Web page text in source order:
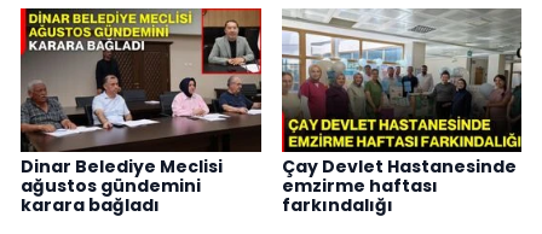
Dinar Belediye Meclisi
ağustos gündemini
karara bağladı
Çay Devlet Hastanesinde
emzirme haftası
farkındalığı